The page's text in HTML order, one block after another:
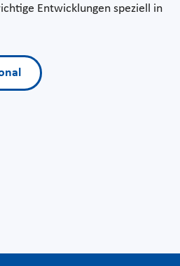
Entwicklungen speziell in